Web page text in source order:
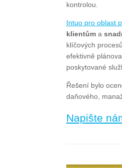
kontrolou.
Intuo pro oblast
klientům a
klíčových
efektivně
poskytované
Řešení bylo
daňového,
Napište